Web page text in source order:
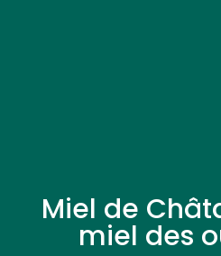
Miel de
miel des